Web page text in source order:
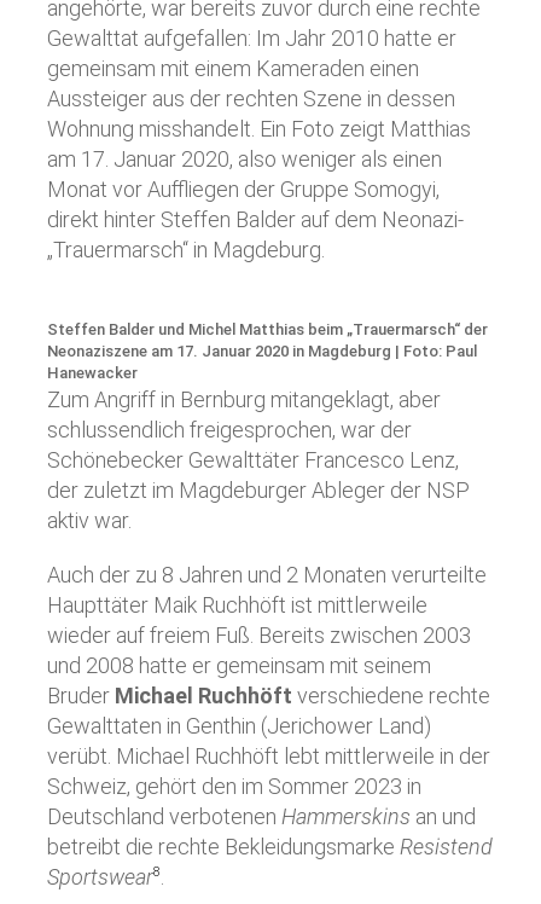
angehörte, war bereits zuvor durch eine rechte
Gewalttat aufgefallen: Im Jahr 2010 hatte er
gemeinsam mit einem Kameraden einen
Aussteiger aus der rechten Szene in dessen
Wohnung misshandelt. Ein Foto zeigt Matthias
am 17. Januar 2020, also weniger als einen
Monat vor Auffliegen der Gruppe Somogyi,
direkt hinter Steffen Balder auf dem Neonazi-
„Trauermarsch“ in Magdeburg.
Steffen Balder und Michel Matthias beim „Trauermarsch“ der
Neonaziszene am 17. Januar 2020 in Magdeburg | Foto: Paul
Hanewacker
Zum Angriff in Bernburg mitangeklagt, aber
schlussendlich freigesprochen, war der
Schönebecker Gewalttäter Francesco Lenz,
der zuletzt im Magdeburger Ableger der NSP
aktiv war.
Auch der zu 8 Jahren und 2 Monaten verurteilte
Haupttäter Maik Ruchhöft ist mittlerweile
wieder auf freiem Fuß. Bereits zwischen 2003
und 2008 hatte er gemeinsam mit seinem
Bruder Michael Ruchhöft verschiedene rechte
Gewalttaten in Genthin (Jerichower Land)
verübt. Michael Ruchhöft lebt mittlerweile in der
Schweiz, gehört den im Sommer 2023 in
Deutschland verbotenen Hammerskins an und
betreibt die rechte Bekleidungsmarke Resistend
Sportswear8